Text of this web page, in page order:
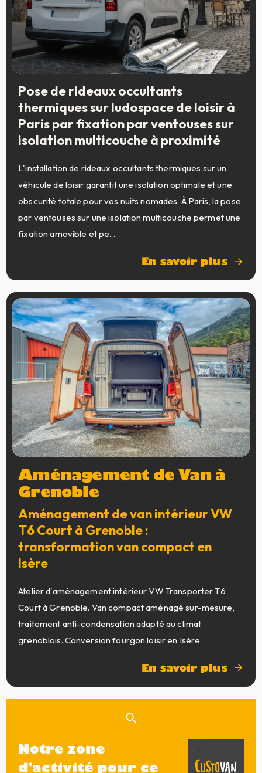
Pose de rideaux occultants
thermiques sur ludospace de loisir à
Paris par fixation par ventouses sur
isolation multicouche à proximité
L'installation de rideaux occultants thermiques sur un
véhicule de loisir garantit une isolation optimale et une
obscurité totale pour vos nuits nomades. À Paris, la pose
par ventouses sur une isolation multicouche permet une
fixation amovible et pe...
En savoir plus
Aménagement de Van à
Grenoble
Aménagement de van intérieur VW
T6 Court à Grenoble :
transformation van compact en
Isère
Atelier d'aménagement intérieur VW Transporter T6
Court à Grenoble. Van compact aménagé sur-mesure,
traitement anti-condensation adapté au climat
grenoblois. Conversion fourgon loisir en Isère.
En savoir plus
Notre zone
d'activité pour ce